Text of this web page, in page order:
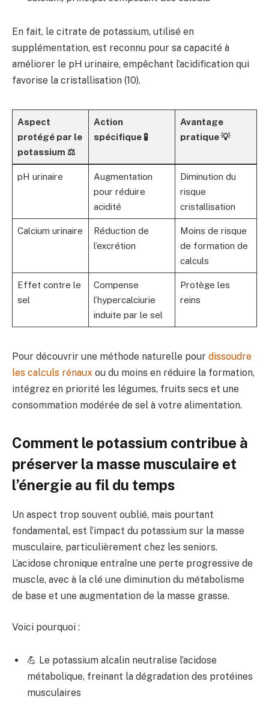
En fait, le citrate de potassium, utilisé en
supplémentation, est reconnu pour sa capacité à
améliorer le pH urinaire, empêchant l’acidification qui
favorise la cristallisation (10).
Aspect
protégé par le
potassium ⚖️
Action
spécifique 🧪
Avantage
pratique 💡
pH urinaire
Augmentation
pour réduire
acidité
Diminution du
risque
cristallisation
Calcium urinaire
Réduction de
l’excrétion
Moins de risque
de formation de
calculs
Effet contre le
sel
Compense
l’hypercalciurie
induite par le sel
Protège les
reins
Pour découvrir une méthode naturelle pour dissoudre
les calculs rénaux ou du moins en réduire la formation,
intégrez en priorité les légumes, fruits secs et une
consommation modérée de sel à votre alimentation.
Comment le potassium contribue à
préserver la masse musculaire et
l’énergie au fil du temps
Un aspect trop souvent oublié, mais pourtant
fondamental, est l’impact du potassium sur la masse
musculaire, particulièrement chez les seniors.
L’acidose chronique entraîne une perte progressive de
muscle, avec à la clé une diminution du métabolisme
de base et une augmentation de la masse grasse.
Voici pourquoi :
💪 Le potassium alcalin neutralise l’acidose
métabolique, freinant la dégradation des protéines
musculaires